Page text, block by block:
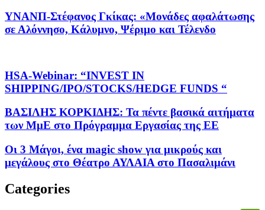
ΥΝΑΝΠ-Στέφανος Γκίκας: «Μονάδες αφαλάτωσης
σε Αλόννησο, Κάλυμνο, Ψέριμο και Τέλενδο
HSA-Webinar: “INVEST IN
SHIPPING/IPO/STOCKS/HEDGE FUNDS “
ΒΑΣΙΛΗΣ ΚΟΡΚΙΔΗΣ: Τα πέντε βασικά αιτήματα
των ΜμΕ στο Πρόγραμμα Εργασίας της ΕΕ
Οι 3 Μάγοι, ένα magic show για μικρούς και
μεγάλους στο Θέατρο ΑΥΛΑΙΑ στο Πασαλιμάνι
Categories